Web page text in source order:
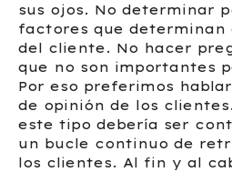
sus ojos. No determinar
factores que determinan
del cliente. No hacer
que no son importantes
Por eso preferimos
de opinión de los
este tipo debería ser
un bucle continuo de
los clientes. Al fin y al